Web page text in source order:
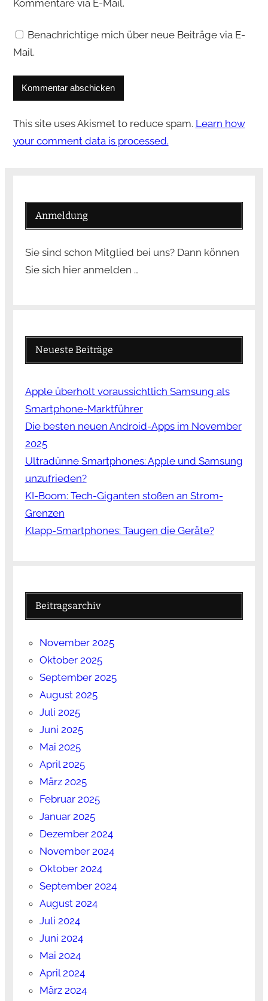
Kommentare via E-Mail.
Benachrichtige mich über neue Beiträge via E-
Mail.
This site uses Akismet to reduce spam. Learn how
your comment data is processed.
Anmeldung
Sie sind schon Mitglied bei uns? Dann können
Sie sich hier anmelden …
Neueste Beiträge
Apple überholt voraussichtlich Samsung als
Smartphone-Marktführer
Die besten neuen Android-Apps im November
2025
Ultradünne Smartphones: Apple und Samsung
unzufrieden?
KI-Boom: Tech-Giganten stoßen an Strom-
Grenzen
Klapp-Smartphones: Taugen die Geräte?
Beitragsarchiv
November 2025
Oktober 2025
September 2025
August 2025
Juli 2025
Juni 2025
Mai 2025
April 2025
März 2025
Februar 2025
Januar 2025
Dezember 2024
November 2024
Oktober 2024
September 2024
August 2024
Juli 2024
Juni 2024
Mai 2024
April 2024
März 2024